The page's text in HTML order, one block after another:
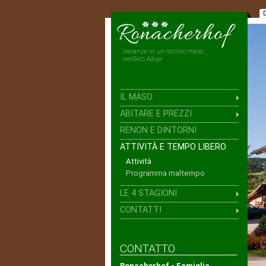
Vacanze in un storico maso
nell'Alto Adige
IL MASO
ABITARE E PREZZI
RENON E DINTORNI
ATTIVITÀ E TEMPO LIBERO
Attività
Programma maltempo
LE 4 STAGIONI
CONTATTI
CONTATTO